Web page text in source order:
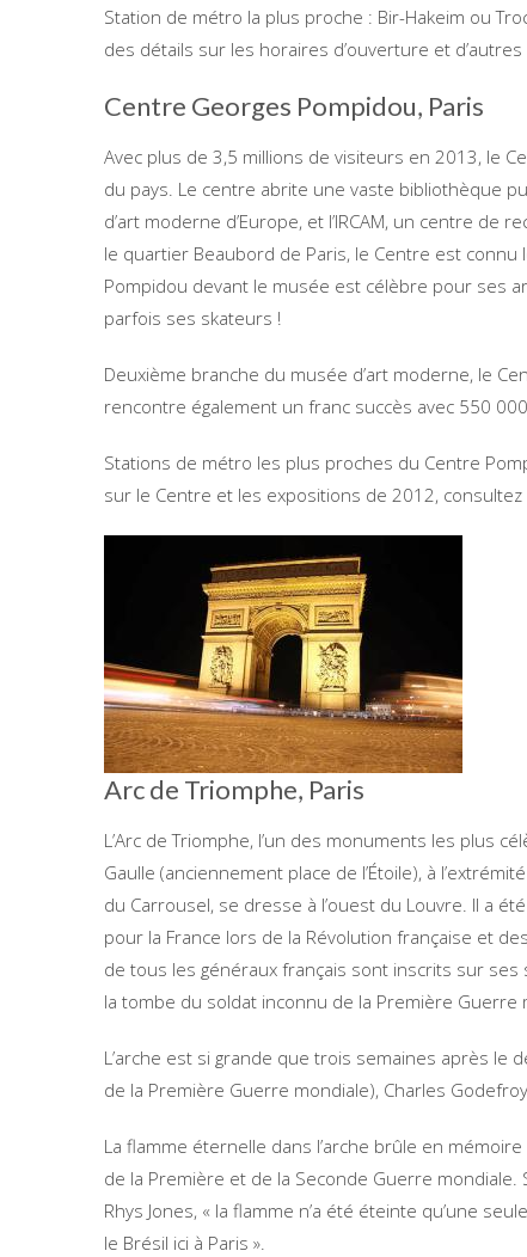
Station de métro la plus proche : Bir-Hakeim ou
des détails sur les horaires d’ouverture et
Centre Georges Pompidou, Paris
Avec plus de 3,5 millions de visiteurs en 2013, le
du pays. Le centre abrite une vaste bibliothèque
d’art moderne d’Europe, et l’IRCAM, un centre
le quartier Beaubord de Paris, le Centre est
Pompidou devant le musée est célèbre pour ses
parfois ses skateurs !
Deuxième branche du musée d’art moderne, le
rencontre également un franc succès avec 550
Stations de métro les plus proches du Centre
sur le Centre et les expositions de 2012, consultez
Arc de Triomphe, Paris
L’Arc de Triomphe, l’un des monuments les plus
Gaulle (anciennement place de l’Étoile), à
du Carrousel, se dresse à l’ouest du Louvre. Il a
pour la France lors de la Révolution française et
de tous les généraux français sont inscrits sur
la tombe du soldat inconnu de la Première Guerre
L’arche est si grande que trois semaines après le
de la Première Guerre mondiale), Charles
La flamme éternelle dans l’arche brûle en
de la Première et de la Seconde Guerre
Rhys Jones, « la flamme n’a été éteinte qu’une
le Brésil ici à Paris ».